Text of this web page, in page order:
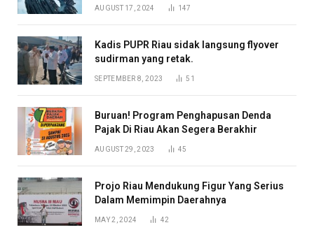
AUGUST 17, 2024 147
Kadis PUPR Riau sidak langsung flyover
sudirman yang retak.
SEPTEMBER 8, 2023 51
Buruan! Program Penghapusan Denda
Pajak Di Riau Akan Segera Berakhir
AUGUST 29, 2023 45
Projo Riau Mendukung Figur Yang Serius
Dalam Memimpin Daerahnya
MAY 2, 2024 42